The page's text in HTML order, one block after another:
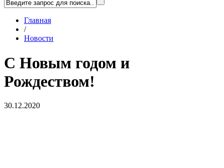
Главная
/
Новости
С Новым годом и
Рождеством!
30.12.2020